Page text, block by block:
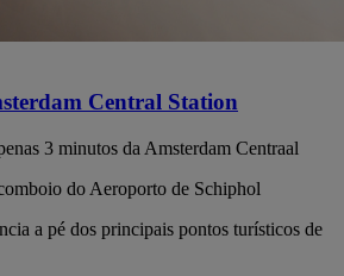
Central Station
3 minutos da Amsterdam Centraal
do Aeroporto de Schiphol
a pé dos principais pontos turísticos de